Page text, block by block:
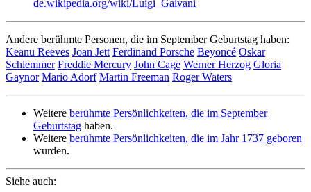
de.wikipedia.org/wiki/Luigi_Galvani
Andere berühmte Personen, die im September Geburtstag haben:
Keanu Reeves Joan Jett Ferdinand Porsche Beyoncé Oskar
Schlemmer Freddie Mercury John Cage Werner Herzog Gloria
Gaynor Mario Adorf Martin Freeman Roger Waters
Weitere berühmte Persönlichkeiten, die im September
Geburtstag haben.
Weitere berühmte Persönlichkeiten, die im Jahr 1737 geboren
wurden.
Siehe auch: